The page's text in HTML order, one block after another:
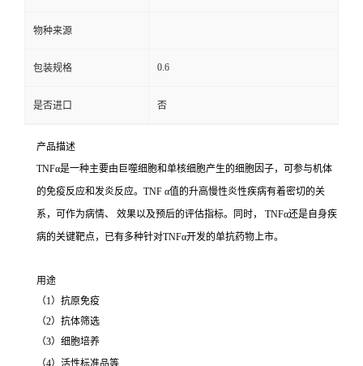
物种来源
包装规格 0.6
是否进口 否
产品描述
TNFα是一种主要由巨噬细胞和单核细胞产生的细胞因子，可参与机体
的免疫反应和发炎反应。TNF α值的升高慢性炎性疾病有着密切的关
系，可作为病情、 效果以及预后的评估指标。同时， TNFα还是自身疾
病的关键靶点，已有多种针对TNFα开发的单抗药物上市。
用途
（1）抗原免疫
（2）抗体筛选
（3）细胞培养
（4）活性标准品等